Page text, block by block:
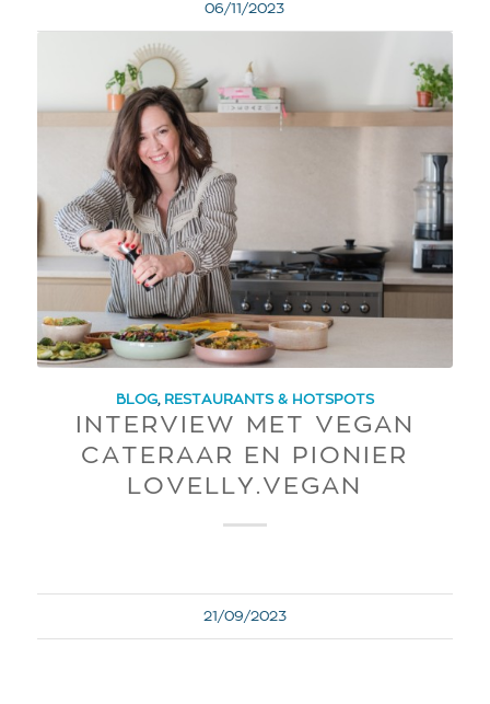
06/11/2023
BLOG, RESTAURANTS & HOTSPOTS
INTERVIEW MET VEGAN
CATERAAR EN PIONIER
LOVELLY.VEGAN
21/09/2023